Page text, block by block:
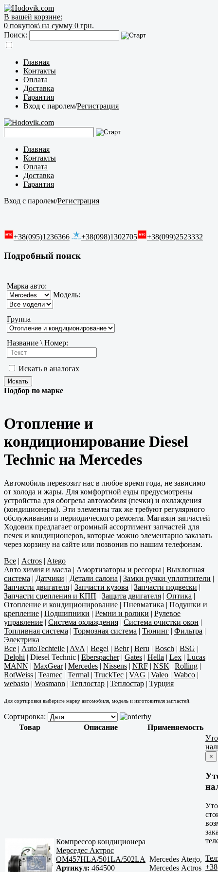
В вашей корзине:
0 покупок\ на сумму 0 грн.
Поиск:
Главная
Контакты
Оплата
Доставка
Гарантия
Вход с паролем/Регистрация
Главная
Контакты
Оплата
Доставка
Гарантия
Вход с паролем/Регистрация
+38(095)1236366 +38(098)1302705 +38(099)2523332
Подробный поиск
Марка авто:
Модель:
Группа
Название \ Номер:
Искать в аналогах
Подбор по марке
Отопление и
кондиционирование Diesel
Technic на Mercedes
Автомобиль перевозит нас в любое время года, не зависимо
от холода и жары. Для комфортной езды предусмотрены
устройства для обогрева автомобиля (печки) и охлаждения
(кондиционеры). Эти элементы так же требуют регулярного
обслуживания и периодического ремонта. Магазин запчастей
Ходовик предлагает огромный ассортимент запчастей для
печек и кондиционеров, которые можно элементарно заказать
через корзину на сайте или позвонив по нашим телефонам.
Все | Actros | Atego
Авто химия и масла | Амортизаторы и рессоры | Выхлопная
система | Датчики | Детали салона | Замки ручки уплотнители |
Запчасти двигателя | Запчасти кузова | Запчасти подвески |
Запчасти сцепления и КПП | Защита двигателя | Оптика |
Отопление и кондиционирование | Пневматика | Подушки и
крепление | Подшипники | Ремни и ролики | Рулевое
управление | Система охлаждения | Система очистки окон |
Топливная система | Тормозная система | Тюнинг | Фильтра |
Электрика
Все | AutoTechteile | AVA | Begel | Behr| Beru | Bosch | BSG |
Delphi | Diesel Technic | Eberspacher| Gates | Hella | Lex | Lucas |
MANN | MaxGear| Mercedes | Nissens | NRF | NSK | Rolling |
RotWeiss | Teamec | Termal | TruckTec | VAG | Valeo | Wabco |
webasto | Wosmann | Теплостар | Теплостар | Турция
Для сортировки выберите марку автомобиля, модель и изготовителя запчастей.
Сортировка:
Товар
Описание Применяемость
Компрессор кондиционера
Мерседес Актрос
OM457HLA/501LA/502LA
Артикул: 464500
Mercedes Atego,
Mercedes Actros
×